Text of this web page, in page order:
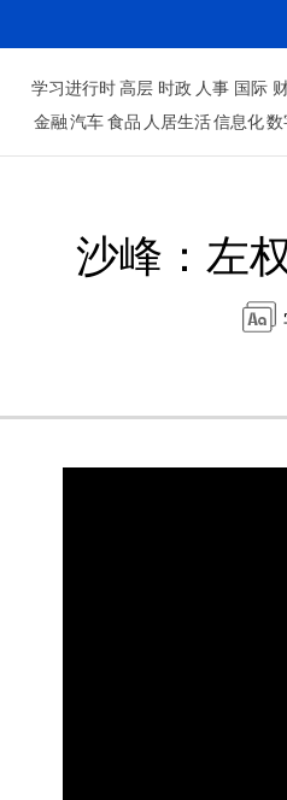
学习进行时高层 时政 人事 国际
金融汽车食品 人居生活信息化
沙峰：左